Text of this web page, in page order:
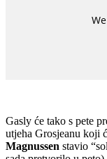
Gasly će tako s pete
utjeha Grosjeanu koji
Magnussen stavio